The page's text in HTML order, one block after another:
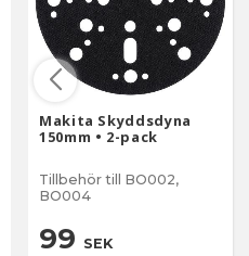
Makita Skyddsdyna
150mm • 2-pack
Tillbehör till BO002,
BO004
99 SEK